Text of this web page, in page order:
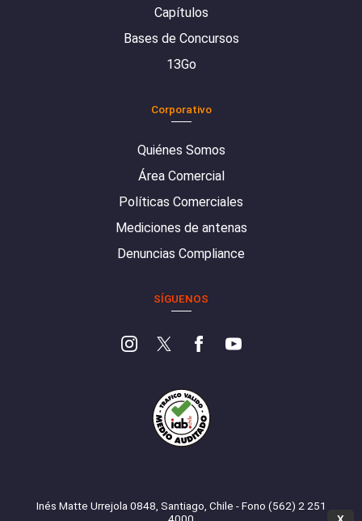
Capítulos
Bases de Concursos
13Go
Corporativo
Quiénes Somos
Área Comercial
Políticas Comerciales
Mediciones de antenas
Denuncias Compliance
SÍGUENOS
Inés Matte Urrejola 0848, Santiago, Chile - Fono (562) 2 251
4000